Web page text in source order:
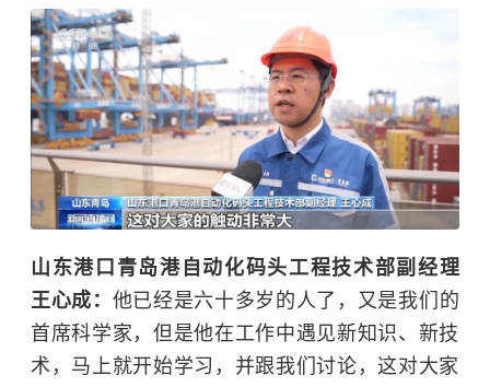
山东港口青岛港自动化码头工程技术部副经理
王心成： 他已经是六十多岁的人了，又是我们的
首席科学家，但是他在工作中遇见新知识、新技
术，马上就开始学习，并跟我们讨论，这对大家